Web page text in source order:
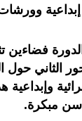
وورشات
فضاءين
حول
وإبداعية
سن مبكرة.